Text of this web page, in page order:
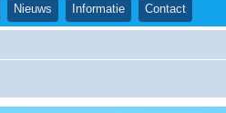
Nieuws Informatie Contact